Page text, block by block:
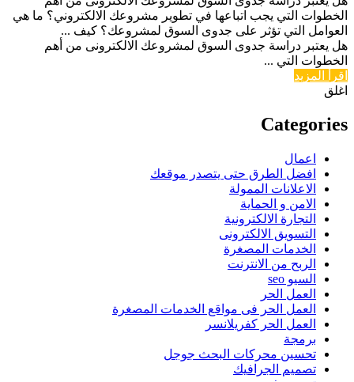
الخطوات التي يجب اتباعها في تطوير مشروعك الالكتروني؟ ما هي
العوامل التي تؤثر على جدوى السوق لمشروعك؟ كيف ...
هل يعتبر دراسة جدوى السوق لمشروعك الالكترونى من أهم
الخطوات التي ...
اقرأ المزيد
اغلق
Categories
اعمال
افضل الطرق حتى يتصدر موقعك
الاعلانات الممولة
الامن و الحماية
التجارة الالكترونية
التسويق الالكترونى
الخدمات المصغرة
الربح من الانترنت
السيو seo
العمل الحر
العمل الحر فى مواقع الخدمات المصغرة
العمل الحر كفريلانسر
برمجة
تحسين محركات البحث جوجل
تصميم الجرافيك